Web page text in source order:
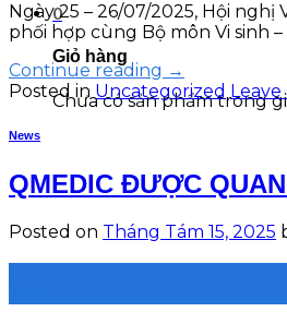
0
Giỏ hàng
Chưa có sản phẩm trong
Ngày 25 – 26/07/2025, Hội
phối hợp cùng Bộ môn Vi sinh
Continue reading →
Posted in Uncategorized
News
QMEDIC ĐƯỢC
Posted on Tháng Tám 15, 2025